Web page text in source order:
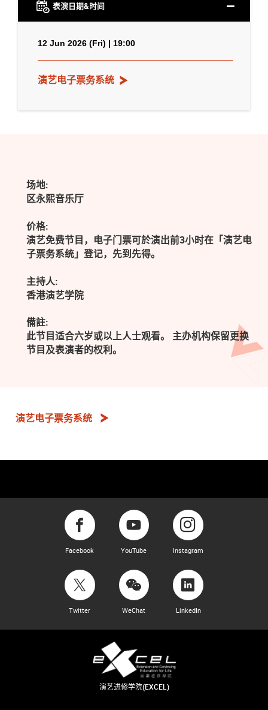
表演日期&时间
12 Jun 2026 (Fri) | 19:00
演艺电子票务系统
场地:
区永熙音乐厅
价格:
演艺免费节目，电子门票可於演出前3小时在「演艺电
子票务系统」登记，先到先得。
主持人:
香港演艺学院
備註:
此节目适合六岁或以上人士观看。 主办机构保留更换
节目及表演者的权利。
演艺电子票务系统
Facebook YouTube Instagram
Twitter WeChat LinkedIn
演艺进修学院(EXCEL)